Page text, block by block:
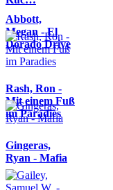
Abbott,
Megan - El
Dorado Drive
Rash, Ron -
Mit einem Fuß
im Paradies
Gingeras,
Ryan - Mafia